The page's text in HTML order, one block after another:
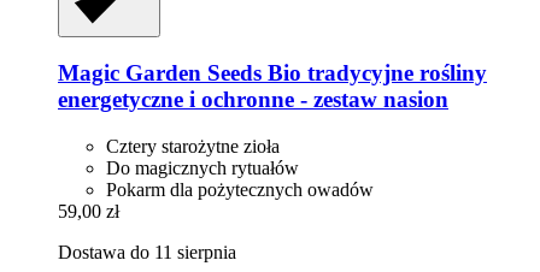
Magic Garden Seeds Bio tradycyjne rośliny
energetyczne i ochronne -​ zestaw nasion
Cztery starożytne zioła
Do magicznych rytuałów
Pokarm dla pożytecznych owadów
59,00 zł
Dostawa do 11 sierpnia